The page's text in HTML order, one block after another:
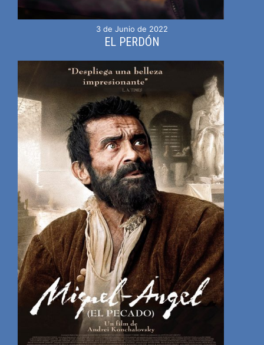
3 de Junio de 2022
EL PERDÓN